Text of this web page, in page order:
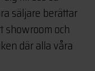
säljare berättar
showroom och
där alla våra